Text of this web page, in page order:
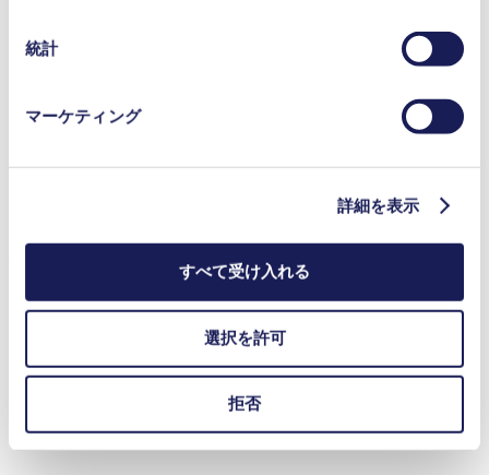
保存期間の詳細については、当社の[プライバシーポリシ
統計
マーケティング
詳細を表示
すべて受け入れる
選択を許可
拒否
飲食料品
NMP 05
Datasheet NMP 05
PDF (1,018 KB) - データシート - 英語
PDF (908 KB) - 取扱説明書 - 英語
ZIP (4 MB) - CADデータ - 英語